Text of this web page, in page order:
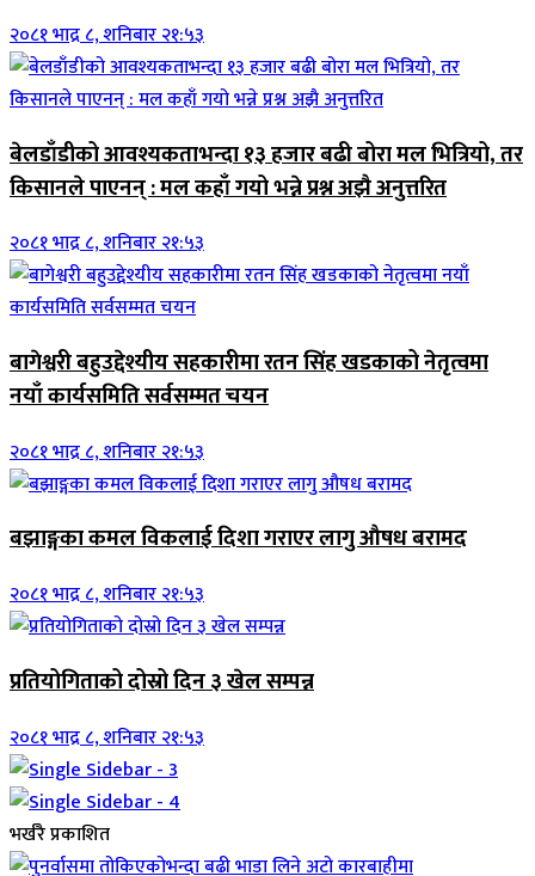
२०८१ भाद्र ८, शनिबार २१:५३
बेलडाँडीको आवश्यकताभन्दा १३ हजार बढी बोरा मल भित्रियो, तर
किसानले पाएनन् : मल कहाँ गयो भन्ने प्रश्न अझै अनुत्तरित
२०८१ भाद्र ८, शनिबार २१:५३
बागेश्वरी बहुउद्देश्यीय सहकारीमा रतन सिंह खडकाको नेतृत्वमा
नयाँ कार्यसमिति सर्वसम्मत चयन
२०८१ भाद्र ८, शनिबार २१:५३
बझाङ्गका कमल विकलाई दिशा गराएर लागु औषध बरामद
२०८१ भाद्र ८, शनिबार २१:५३
प्रतियोगिताको दोस्रो दिन ३ खेल सम्पन्न
२०८१ भाद्र ८, शनिबार २१:५३
भर्खरै प्रकाशित